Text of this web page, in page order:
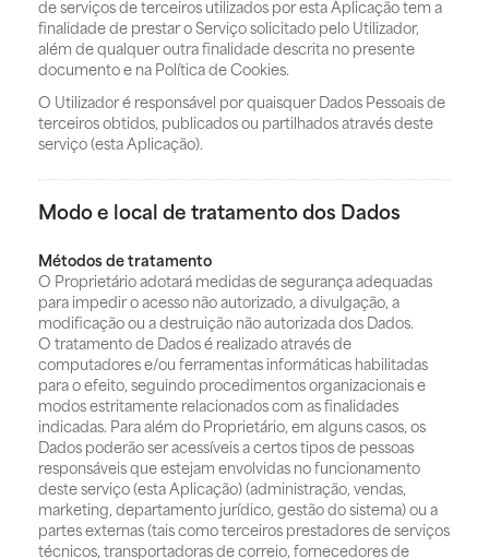
de serviços de terceiros utilizados por esta Aplicação tem a
finalidade de prestar o Serviço solicitado pelo Utilizador,
além de qualquer outra finalidade descrita no presente
documento e na Política de Cookies.
O Utilizador é responsável por quaisquer Dados Pessoais de
terceiros obtidos, publicados ou partilhados através deste
serviço (esta Aplicação).
Modo e local de tratamento dos Dados
Métodos de tratamento
O Proprietário adotará medidas de segurança adequadas
para impedir o acesso não autorizado, a divulgação, a
modificação ou a destruição não autorizada dos Dados.
O tratamento de Dados é realizado através de
computadores e/ou ferramentas informáticas habilitadas
para o efeito, seguindo procedimentos organizacionais e
modos estritamente relacionados com as finalidades
indicadas. Para além do Proprietário, em alguns casos, os
Dados poderão ser acessíveis a certos tipos de pessoas
responsáveis que estejam envolvidas no funcionamento
deste serviço (esta Aplicação) (administração, vendas,
marketing, departamento jurídico, gestão do sistema) ou a
partes externas (tais como terceiros prestadores de serviços
técnicos, transportadoras de correio, fornecedores de